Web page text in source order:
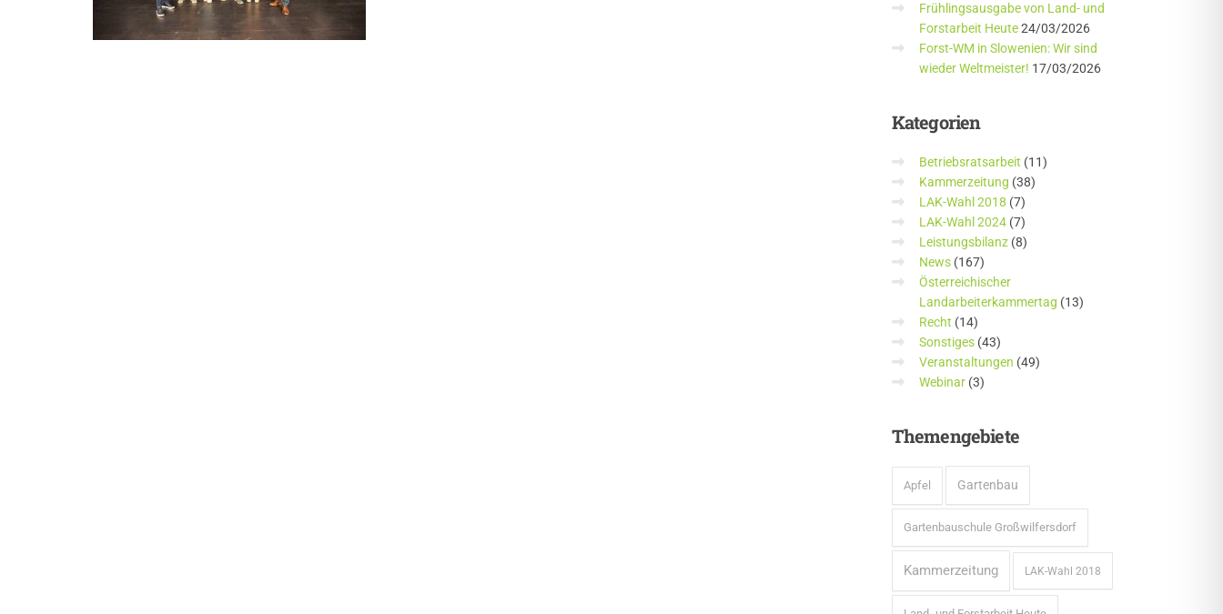
Frühlingsausgabe von Land- und
Forstarbeit Heute 24/03/2026
Forst-WM in Slowenien: Wir sind
wieder Weltmeister! 17/03/2026
Kategorien
Betriebsratsarbeit (11)
Kammerzeitung (38)
LAK-Wahl 2018 (7)
LAK-Wahl 2024(7)
Leistungsbilanz(8)
News(167)
Österreichischer
Landarbeiterkammertag (13)
Recht (14)
Sonstiges(43)
Veranstaltungen (49)
Webinar(3)
Themengebiete
Apfel Gartenbau
Gartenbauschule Großwilfersdorf
Kammerzeitung LAK-Wahl 2018